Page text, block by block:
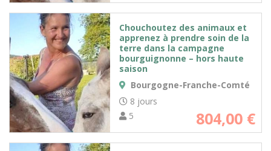
Chouchoutez des animaux et
apprenez à prendre soin de la
terre dans la campagne
bourguignonne – hors haute
saison
Bourgogne-Franche-Comté
8 jours
5
804,00 €